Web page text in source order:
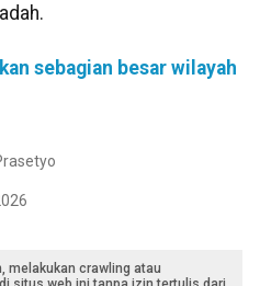
sebagian besar wilayah
melakukan crawling atau